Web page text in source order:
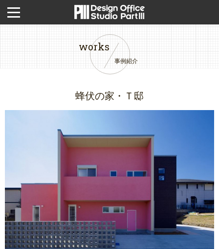
事例紹介
works
蜂伏の家・Ｔ邸